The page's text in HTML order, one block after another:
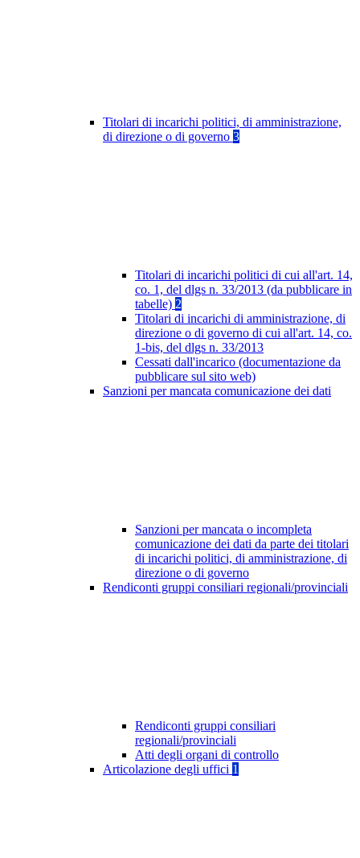
Titolari di incarichi politici, di amministrazione,
di direzione o di governo 3
Titolari di incarichi politici di cui all'art. 14,
co. 1, del dlgs n. 33/2013 (da pubblicare in
tabelle) 2
Titolari di incarichi di amministrazione, di
direzione o di governo di cui all'art. 14, co.
1-bis, del dlgs n. 33/2013
Cessati dall'incarico (documentazione da
pubblicare sul sito web)
Sanzioni per mancata comunicazione dei dati
Sanzioni per mancata o incompleta
comunicazione dei dati da parte dei titolari
di incarichi politici, di amministrazione, di
direzione o di governo
Rendiconti gruppi consiliari regionali/provinciali
Rendiconti gruppi consiliari
regionali/provinciali
Atti degli organi di controllo
Articolazione degli uffici 1